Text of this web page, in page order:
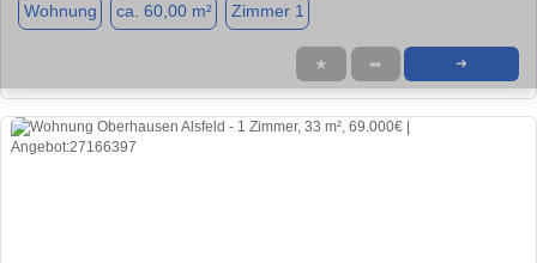
Wohnung ca. 60,00 m² Zimmer 1
★ ➦ ➜